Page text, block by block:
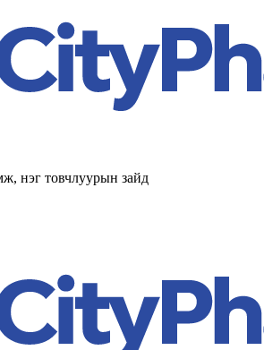
нэг товчлуурын зайд